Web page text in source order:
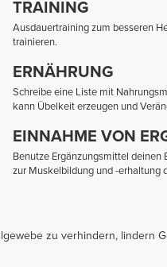
TRAINING
Ausdauertraining zum besseren
trainieren.
ERNÄHRUNG
Schreibe eine Liste mit
kann Übelkeit erzeugen und
EINNAHME VON
Benutze Ergänzungsmittel
zur Muskelbildung und -erhaltung
zu verhindern, lindern